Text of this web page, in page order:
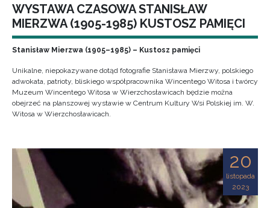
WYSTAWA CZASOWA STANISŁAW
MIERZWA (1905-1985) KUSTOSZ PAMIĘCI
Stanisław Mierzwa (1905–1985) – Kustosz pamięci
Unikalne, niepokazywane dotąd fotografie Stanisława Mierzwy, polskiego
adwokata, patrioty, bliskiego współpracownika Wincentego Witosa i twórcy
Muzeum Wincentego Witosa w Wierzchosławicach będzie można
obejrzeć na planszowej wystawie w Centrum Kultury Wsi Polskiej im. W.
Witosa w Wierzchosławicach.
20
listopada
2023